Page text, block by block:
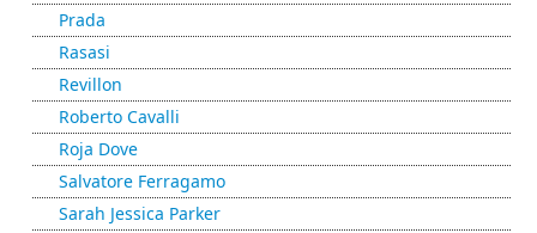
Prada
Rasasi
Revillon
Roberto Cavalli
Roja Dove
Salvatore Ferragamo
Sarah Jessica Parker